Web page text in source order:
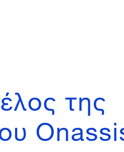
της